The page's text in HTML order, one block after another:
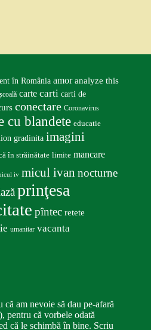
în România amor analyze this
carte carti carti de
conectare Coronavirus
cu blandete educatie
gradinita imagini
în străinătate limite mancare
iv micul ivan nocturne
prinţesa
pîntec retete
umanitar vacanta
am nevoie să dau pe-afară
pentru că vorbele odată
că le schimbă în bine. Scriu